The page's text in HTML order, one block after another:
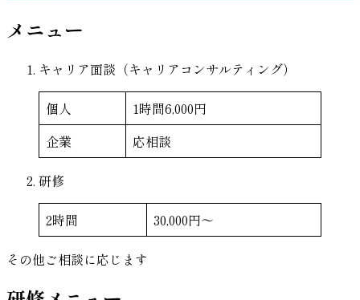
メニュー
キャリア面談（キャリアコンサルティング）
個人
1時間6,000円
企業
応相談
研修
2時間 30,000円〜
その他ご相談に応じます